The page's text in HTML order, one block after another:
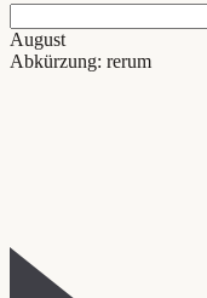
August
Abkürzung: rerum